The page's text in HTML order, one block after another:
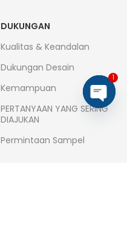
DUKUNGAN
Kualitas & Keandalan
Dukungan Desain
Kemampuan
PERTANYAAN YANG SERING
DIAJUKAN
Permintaan Sampel
Open
1